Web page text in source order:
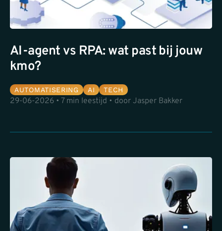
AI-agent vs RPA: wat past bij jouw
kmo?
AUTOMATISERING AI TECH
29-06-2026 • 7 min leestijd • door Jasper Bakker